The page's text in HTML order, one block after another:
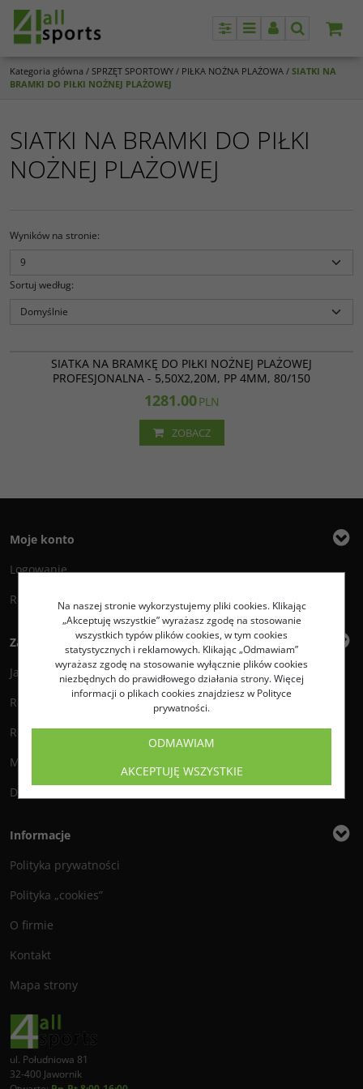
PanelMenuPanelSzukaj
Kategoria główna / SPRZĘT SPORTOWY / PIŁKA NOŻNA PLAŻOWA / SIATKI NA
BRAMKI DO PIŁKI NOŻNEJ PLAŻOWEJ
SIATKI NA BRAMKI DO PIŁKI
NOŻNEJ PLAŻOWEJ
Wyników na stronie:
Sortuj według:
SIATKA NA BRAMKĘ DO PIŁKI NOŻNEJ PLAŻOWEJ
PROFESJONALNA - 5,50X2,20M, PP 4MM, 80/150
1281.00PLN
ZOBACZ
Moje konto
Logowanie
Rejestracja
Zakupy
Jak zamawiać?
Regulamin
Reklamacje i zwroty
Metody płatności
Dostawa
Informacje
Polityka prywatności
Polityka „cookies”
O firmie
Kontakt
Mapa strony
ul. Południowa 81
32-400 Jawornik
Na naszej stronie wykorzystujemy pliki cookies. Klikając
„Akceptuję wszystkie” wyrażasz zgodę na stosowanie
wszystkich typów plików cookies, w tym cookies
statystycznych i reklamowych. Klikając „Odmawiam”
wyrażasz zgodę na stosowanie wyłącznie plików cookies
niezbędnych do prawidłowego działania strony. Więcej
informacji o plikach cookies znajdziesz w Polityce
prywatności.
ODMAWIAM
AKCEPTUJĘ WSZYSTKIE